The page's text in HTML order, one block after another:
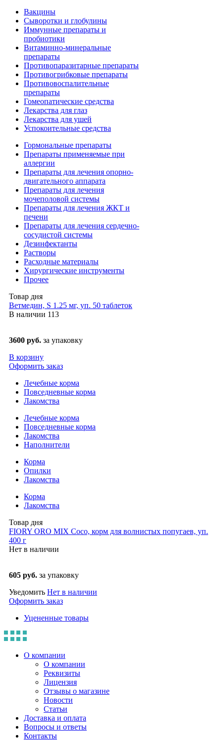
Вакцины
Сыворотки и глобулины
Иммунные препараты и
пробиотики
Витаминно-минеральные
препараты
Противопаразитарные препараты
Противогрибковые препараты
Противовоспалительные
препараты
Гомеопатические средства
Лекарства для глаз
Лекарства для ушей
Успокоительные средства
Гормональные препараты
Препараты применяемые при
аллергии
Препараты для лечения опорно-
двигательного аппарата
Препараты для лечения
мочеполовой системы
Препараты для лечения ЖКТ и
печени
Препараты для лечения сердечно-
сосудистой системы
Дезинфектанты
Растворы
Расходные материалы
Хирургические инструменты
Прочее
Товар дня
Ветмедин, S 1.25 мг, уп. 50 таблеток
В наличии 113
3600 руб. за упаковку
В корзину
Оформить заказ
Лечебные корма
Повседневные корма
Лакомства
Лечебные корма
Повседневные корма
Лакомства
Наполнители
Корма
Опилки
Лакомства
Корма
Лакомства
Товар дня
FIORY ORO MIX Coco, корм для волнистых попугаев, уп.
400 г
Нет в наличии
605 руб. за упаковку
Уведомить Нет в наличии
Оформить заказ
Уцененные товары
О компании
О компании
Реквизиты
Лицензия
Отзывы о магазине
Новости
Статьи
Доставка и оплата
Вопросы и ответы
Контакты